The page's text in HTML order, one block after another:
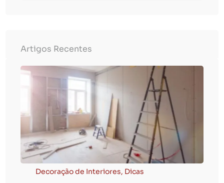
Artigos Recentes
Decoração de Interiores, Dicas